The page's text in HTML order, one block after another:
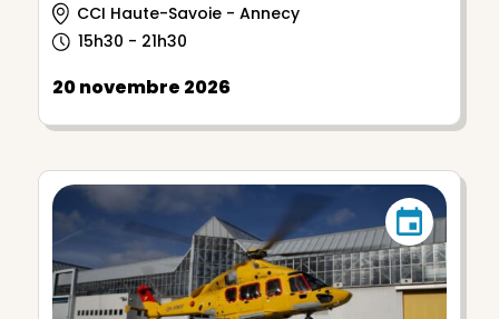
CCI Haute-Savoie - Annecy
15h30 - 21h30
20 novembre 2026